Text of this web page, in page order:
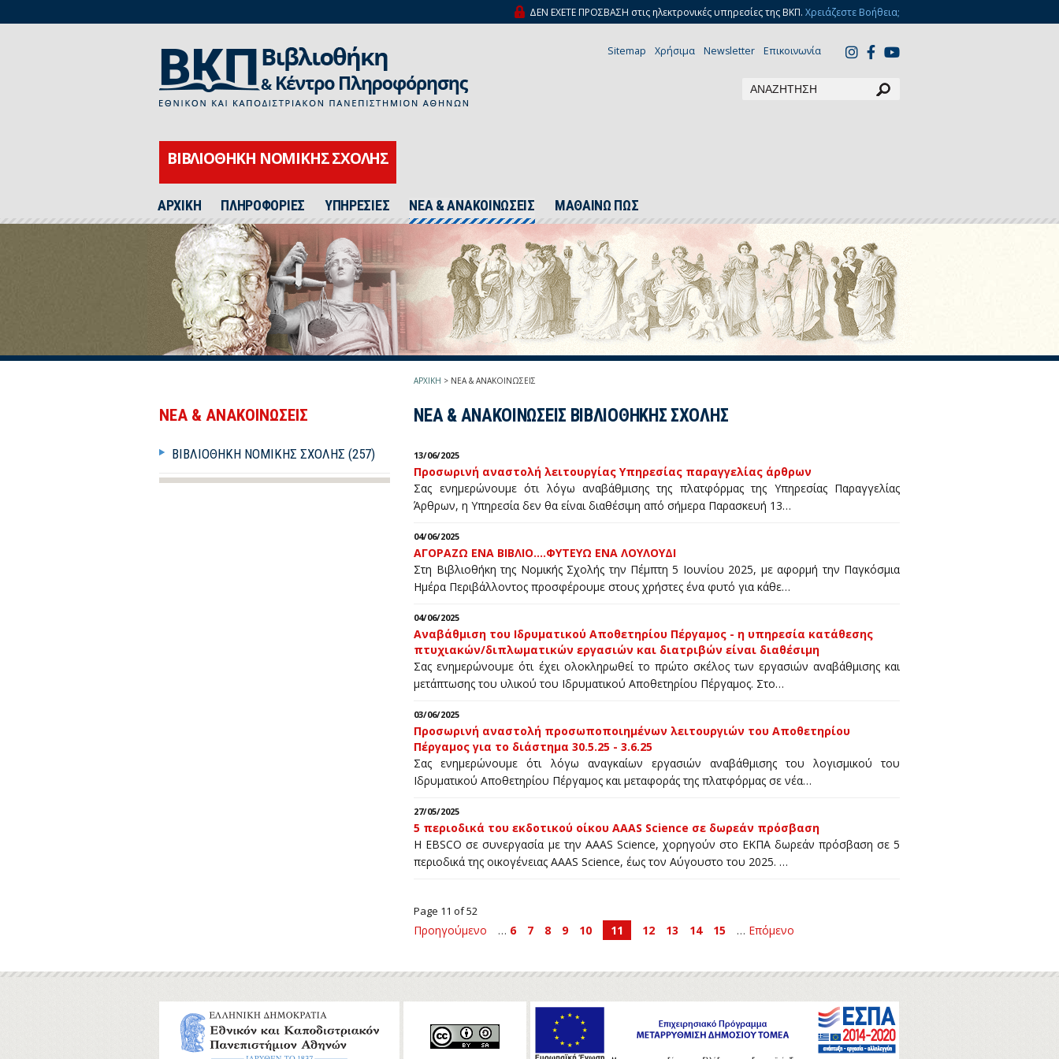
ΔΕΝ ΕΧΕΤΕ ΠΡΟΣΒΑΣΗ στις ηλεκτρονικές υπηρεσίες της ΒΚΠ. Χρειάζεστε Βοήθεια;
Sitemap Χρήσιμα Newsletter Επικοινωνία
ΒΙΒΛΙΟΘΗΚΗ ΝΟΜΙΚΗΣ ΣΧΟΛΗΣ
ΑΡΧΙΚΗ ΠΛΗΡΟΦΟΡΙΕΣ ΥΠΗΡΕΣΙΕΣ ΝΕΑ & ΑΝΑΚΟΙΝΩΣΕΙΣ ΜΑΘΑΙΝΩ ΠΩΣ
ΝΕΑ & ΑΝΑΚΟΙΝΩΣΕΙΣ
ΒΙΒΛΙΟΘΉΚΗ ΝΟΜΙΚΉΣ ΣΧΟΛΉΣ (257)
ΑΡΧΙΚΗ > ΝΕΑ & ΑΝΑΚΟΙΝΩΣΕΙΣ
ΝΕΑ & ΑΝΑΚΟΙΝΩΣΕΙΣ ΒΙΒΛΙΟΘΗΚΗΣ ΣΧΟΛΗΣ
13/06/2025
Προσωρινή αναστολή λειτουργίας Υπηρεσίας παραγγελίας άρθρων
Σας ενημερώνουμε ότι λόγω αναβάθμισης της πλατφόρμας της Υπηρεσίας Παραγγελίας
Άρθρων, η Υπηρεσία δεν θα είναι διαθέσιμη από σήμερα Παρασκευή 13…
04/06/2025
AΓΟΡΑΖΩ ΕΝΑ ΒΙΒΛΙΟ....ΦΥΤΕΥΩ ΕΝΑ ΛΟΥΛΟΥΔΙ
Στη Βιβλιοθήκη της Νομικής Σχολής την Πέμπτη 5 Ιουνίου 2025, με αφορμή την Παγκόσμια
Ημέρα Περιβάλλοντος προσφέρουμε στους χρήστες ένα φυτό για κάθε…
04/06/2025
Αναβάθμιση του Ιδρυματικού Αποθετηρίου Πέργαμος - η υπηρεσία κατάθεσης
πτυχιακών/διπλωματικών εργασιών και διατριβών είναι διαθέσιμη
Σας ενημερώνουμε ότι έχει ολοκληρωθεί το πρώτο σκέλος των εργασιών αναβάθμισης και
μετάπτωσης του υλικού του Ιδρυματικού Αποθετηρίου Πέργαμος. Στο…
03/06/2025
Προσωρινή αναστολή προσωποποιημένων λειτουργιών του Αποθετηρίου
Πέργαμος για το διάστημα 30.5.25 - 3.6.25
Σας ενημερώνουμε ότι λόγω αναγκαίων εργασιών αναβάθμισης του λογισμικού του
Ιδρυματικού Αποθετηρίου Πέργαμος και μεταφοράς της πλατφόρμας σε νέα…
27/05/2025
5 περιοδικά του εκδοτικού οίκου AAAS Science σε δωρεάν πρόσβαση
Η EBSCO σε συνεργασία με την AAAS Science, χορηγούν στο ΕΚΠΑ δωρεάν πρόσβαση σε 5
περιοδικά της οικογένειας AAAS Science, έως τον Αύγουστο του 2025. …
Page 11 of 52
Προηγούμενο … 6 7 8 9 10 11 12 13 14 15 … Επόμενο